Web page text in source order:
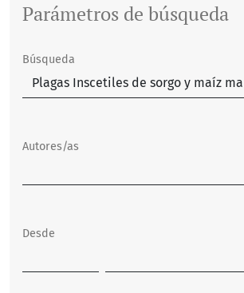
Parámetros de búsqueda
Búsqueda
Autores/as
Desde